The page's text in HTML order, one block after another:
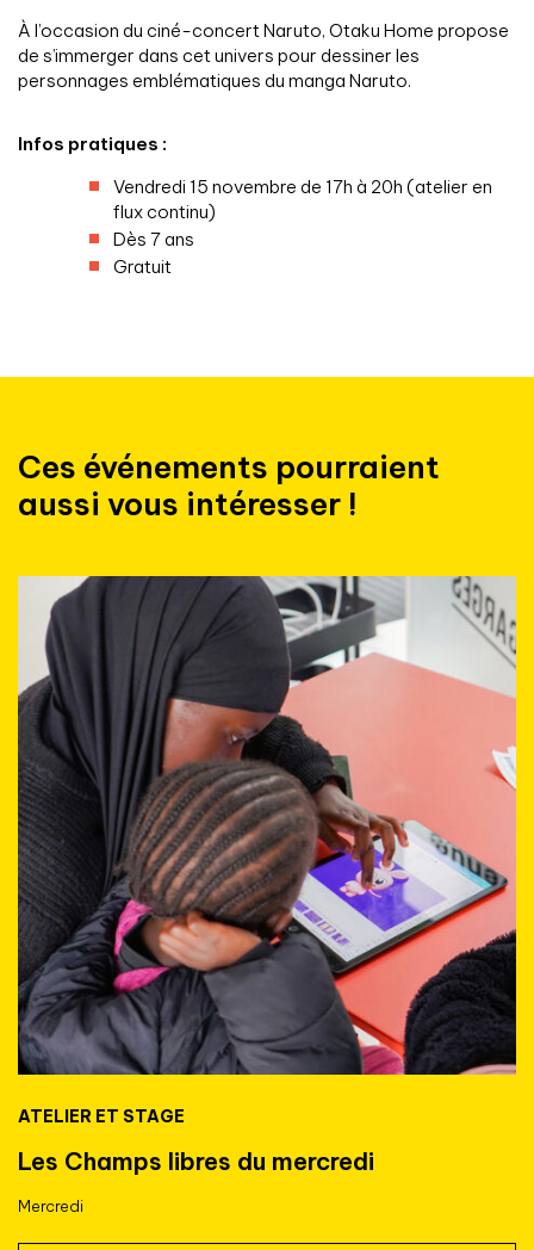
À l’occasion du ciné-concert Naruto, Otaku Home propose
de s’immerger dans cet univers pour dessiner les
personnages emblématiques du manga Naruto.
Infos pratiques :
Vendredi 15 novembre de 17h à 20h (atelier en
flux continu)
Dès 7 ans
Gratuit
Ces événements pourraient
aussi vous intéresser !
ATELIER ET STAGE
Les Champs libres du mercredi
Mercredi